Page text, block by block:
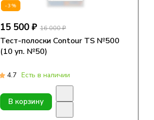
-3%
15 500 ₽ 16 000 ₽
Тест-полоски Contour TS №500
(10 уп. №50)
4.7 Есть в наличии
В корзину